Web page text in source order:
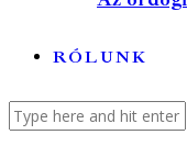
RÓLUNK